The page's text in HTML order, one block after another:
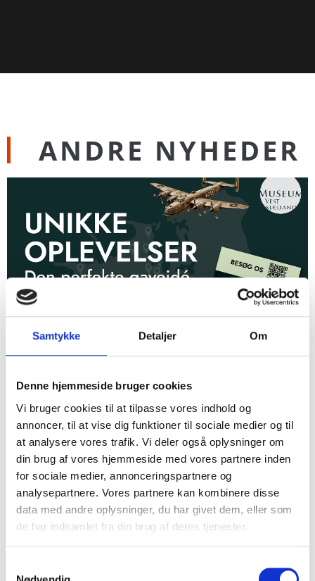
Samtykke Detaljer Om
Denne hjemmeside bruger cookies
Vi bruger cookies til at tilpasse vores indhold og
annoncer, til at vise dig funktioner til sociale medier og til
at analysere vores trafik. Vi deler også oplysninger om
din brug af vores hjemmeside med vores partnere inden
for sociale medier, annonceringspartnere og
analysepartnere. Vores partnere kan kombinere disse
data med andre oplysninger, du har givet dem, eller som
de har indsamlet fra din brug af deres tjenester.
ANDRE NYHEDER
Oplev hele Vestsjællands historie med vores MVE-
fællesbillet